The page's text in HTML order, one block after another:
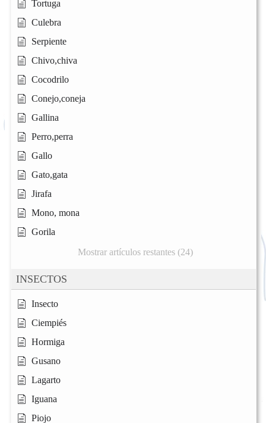
Tortuga
Culebra
Serpiente
Chivo,chiva
Cocodrilo
Conejo,coneja
Gallina
Perro,perra
Gallo
Gato,gata
Jirafa
Mono, mona
Gorila
Mostrar artículos restantes (24)
INSECTOS
Insecto
Ciempiés
Hormiga
Gusano
Lagarto
Iguana
Piojo